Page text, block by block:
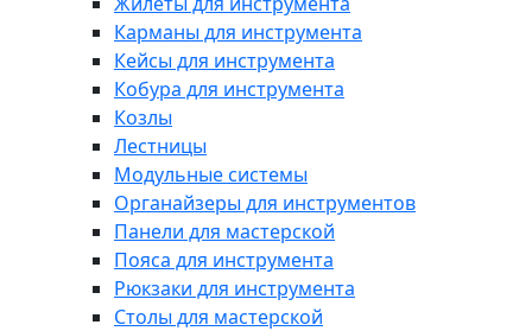
Карманы для инструмента
Кейсы для инструмента
Кобура для инструмента
Козлы
Лестницы
Модульные системы
Органайзеры для инструментов
Панели для мастерской
Пояса для инструмента
Рюкзаки для инструмента
Столы для мастерской